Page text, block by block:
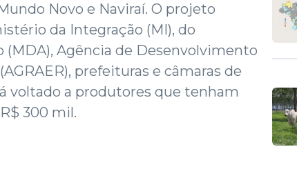
Novo e Naviraí. O projeto
da Integração (MI), do
Agência de Desenvolvimento
prefeituras e câmaras de
voltado a produtores que tenham
300 mil.